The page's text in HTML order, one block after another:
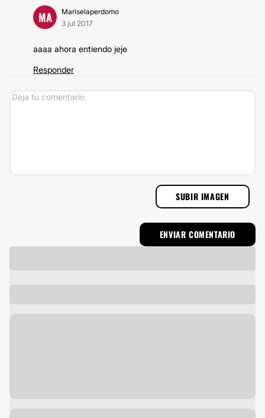
MA
Mariselaperdomo
3 jul 2017
aaaa ahora entiendo jeje
Responder
SUBIR IMAGEN